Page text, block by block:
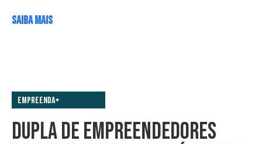
SAIBA MAIS
Empreenda+
DUPLA DE EMPREENDEDORES